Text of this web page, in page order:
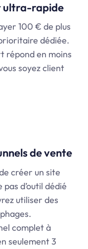
ultra-rapide
100 € de plus
dédiée.
répond en moins
soyez client
de vente
créer un site
d’outil dédié
utiliser des
complet à
seulement 3